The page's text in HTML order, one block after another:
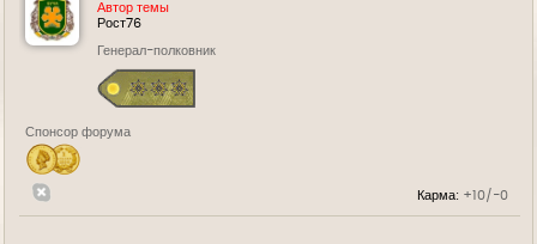
Автор темы
Рост76
Генерал-полковник
Спонсор форума
Карма: +10/-0